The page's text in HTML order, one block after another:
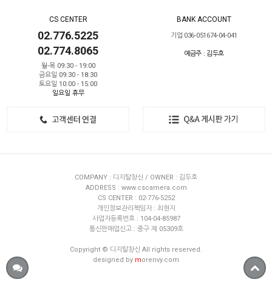
CS CENTER
02.776.5225
02.774.8065
월-목 09:30 - 19:00
금요일 09:30 - 18:30
토요일 10:00 - 15:00
일요일 휴무
BANK ACCOUNT
기업 036-051674-04-041
예금주 : 김두호
COMPANY : 디지탈창신 / OWNER : 김두호
ADDRESS : www.cscamera.com
CS CENTER : 02-776-5252
개인정보관리책임자 : 최현지
사업자등록번호 : 104-04-85987
통신판매업신고 : 중구 제 05309호
Copyright © 디지탈창신 All rights reserved.
designed by morenvy.com